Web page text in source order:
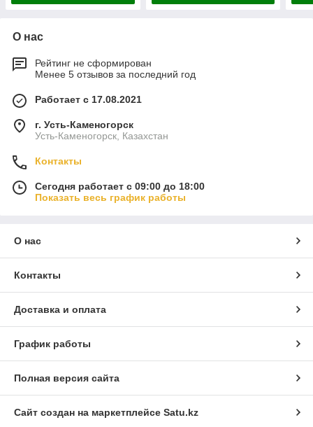
О нас
Рейтинг не сформирован
Менее 5 отзывов за последний год
Работает с 17.08.2021
г. Усть-Каменогорск
Усть-Каменогорск, Казахстан
Контакты
Сегодня работает с 09:00 до 18:00
Показать весь график работы
О нас
Контакты
Доставка и оплата
График работы
Полная версия сайта
Сайт создан на маркетплейсе Satu.kz